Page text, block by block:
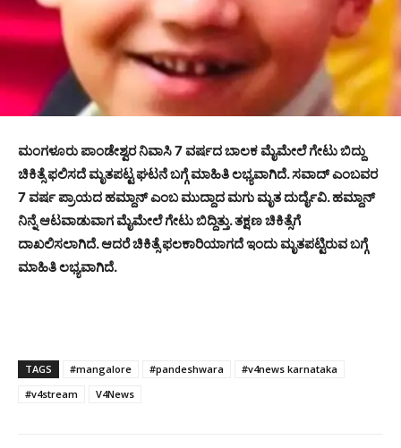
ಮಂಗಳೂರು ಪಾಂಡೇಶ್ವರ ನಿವಾಸಿ 7 ವರ್ಷದ ಬಾಲಕ ಮೈಮೇಲೆ ಗೇಟು ಬಿದ್ದು
ಚಿಕಿತ್ಸೆ ಫಲಿಸದೆ ಮೃತಪಟ್ಟ ಘಟನೆ ಬಗ್ಗೆ ಮಾಹಿತಿ ಲಭ್ಯವಾಗಿದೆ. ಸವಾದ್ ಎಂಬವರ
7 ವರ್ಷ ಪ್ರಾಯದ ಹಮ್ದಾನ್ ಎಂಬ ಮುದ್ದಾದ ಮಗು ಮೃತ ದುರ್ದೈವಿ. ಹಮ್ದಾನ್
ನಿನ್ನೆ ಆಟವಾಡುವಾಗ ಮೈಮೇಲೆ ಗೇಟು ಬಿದ್ದಿತ್ತು. ತಕ್ಷಣ ಚಿಕಿತ್ಸೆಗೆ
ದಾಖಲಿಸಲಾಗಿದೆ. ಆದರೆ ಚಿಕಿತ್ಸೆ ಫಲಕಾರಿಯಾಗದೆ ಇಂದು ಮೃತಪಟ್ಟಿರುವ ಬಗ್ಗೆ
ಮಾಹಿತಿ ಲಭ್ಯವಾಗಿದೆ.
TAGS #mangalore #pandeshwara
#v4news karnataka
#v4stream
V4News